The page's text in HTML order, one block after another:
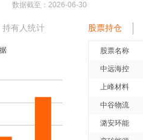
数据截至： 2026-06-30
持有人统计 股票持仓
股票名称
中远海控
上峰材料
中谷物流
潞安环能